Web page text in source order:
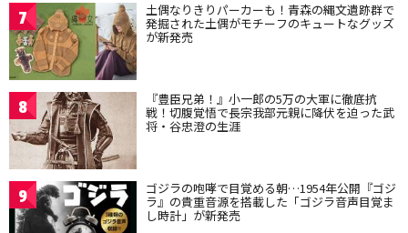
7 土偶なりきりパーカーも！青森の縄文遺跡群で
発掘された土偶がモチーフのキュートなグッズ
が新発売
8 『豊臣兄弟！』小一郎の5万の大軍に徹底抗
戦！切腹覚悟で長宗我部元親に降伏を迫った武
将・谷忠澄の生涯
9 ゴジラの咆哮で目覚める朝…1954年公開『ゴジ
ラ』の貴重音源を搭載した「ゴジラ音声目覚ま
し時計」が新発売